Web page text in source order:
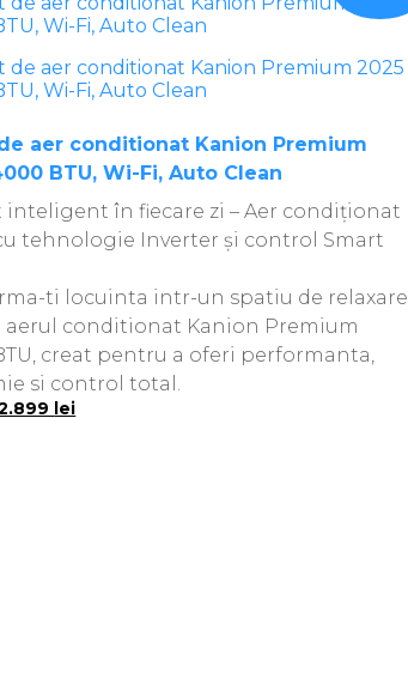
aer conditionat Kanion Premium
BTU, Wi-Fi, Auto Clean
inteligent în fiecare zi – Aer condiționat
tehnologie Inverter și control Smart
ti locuinta intr-un spatiu de relaxare
aerul conditionat Kanion Premium
creat pentru a oferi performanta,
si control total.
leiPrețul